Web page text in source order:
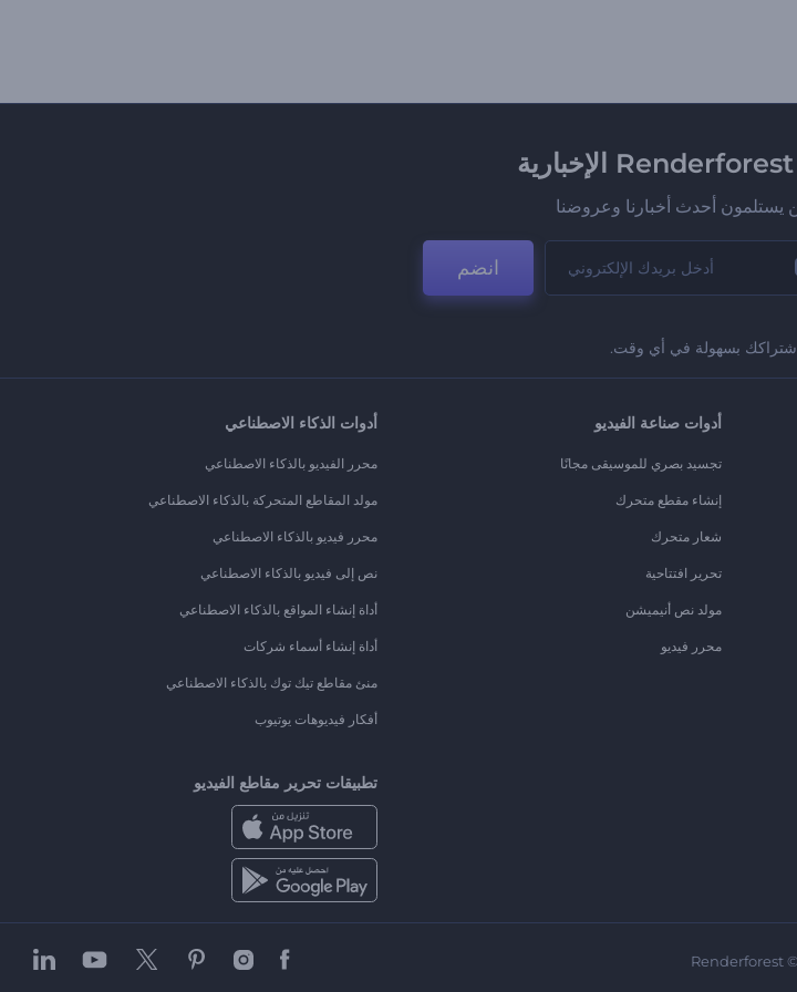
يستلمون أحدث أخبارنا وعروضنا
انضم
اشتراكك بسهولة في أي وقت.
أدوات صناعة الفيديو
تجسيد بصري للموسيقى مجانًا
إنشاء مقطع متحرك
شعار متحرك
تحرير افتتاحية
مولد نص أنيميشن
محرر فيديو
أدوات الذكاء الاصطناعي
محرر الفيديو بالذكاء الاصطناعي
مولد المقاطع المتحركة بالذكاء الاصطناعي
محرر فيديو بالذكاء الاصطناعي
نص إلى فيديو بالذكاء الاصطناعي
أداة إنشاء المواقع بالذكاء الاصطناعي
أداة إنشاء أسماء شركات
منئ مقاطع تيك توك بالذكاء الاصطناعي
أفكار فيديوهات يوتيوب
تطبيقات تحرير مقاطع الفيديو
Renderforest